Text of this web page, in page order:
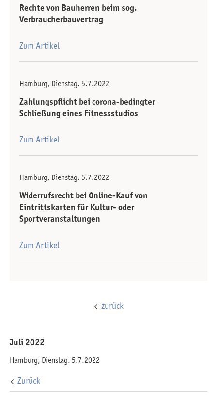
Rechte von Bauherren beim sog.
Verbraucherbauvertrag
Zum Artikel
Hamburg, Dienstag. 5.7.2022
Zahlungspflicht bei corona-bedingter
Schließung eines Fitnessstudios
Zum Artikel
Hamburg, Dienstag. 5.7.2022
Widerrufsrecht bei Online-Kauf von
Eintrittskarten für Kultur- oder
Sportveranstaltungen
Zum Artikel
zurück
Juli 2022
Hamburg, Dienstag. 5.7.2022
Zurück